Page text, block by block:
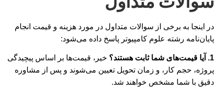
در اینجا به برخی از سوالات متداول در مورد هزینه و قیمت انجام
پایان‌نامه رشته علوم کامپیوتر پاسخ داده می‌شود:
1. آیا قیمت‌های شما ثابت هستند؟
خیر، قیمت‌ها بر اساس پیچیدگی
پروژه، حجم کار، و زمان تحویل تعیین می‌شوند و پس از مشاوره
دقیق با شما مشخص خواهند شد.